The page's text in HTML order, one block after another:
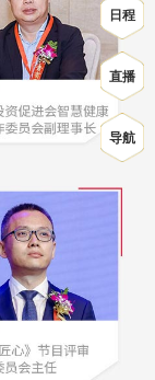
日程
直播
导航